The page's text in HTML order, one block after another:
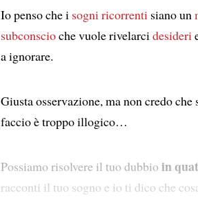
Io penso che i sogni ricorrenti siano un
subconscioche vuole rivelarci desideri
a ignorare.
Giusta osservazione, ma non credo
faccio è troppo illogico…
Possiamo risolvere il tuo dubbioin
racconti il tuo sogno e io ti dico che